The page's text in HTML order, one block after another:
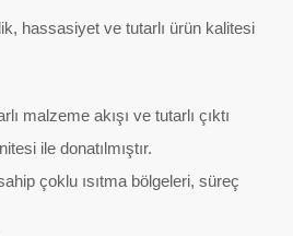
hassasiyet ve tutarlı ürün kalitesi
malzeme akışı ve tutarlı çıktı
ile donatılmıştır.
çoklu ısıtma bölgeleri, süreç